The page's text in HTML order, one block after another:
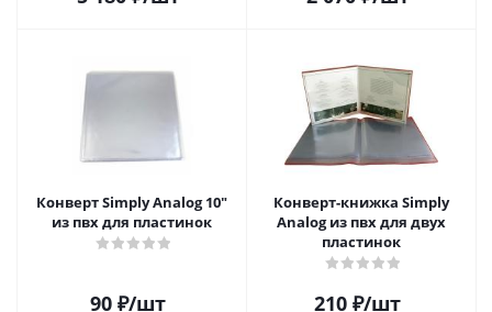
Конверт Simply Analog 10"
из пвх для пластинок
90 ₽/шт
Конверт-книжка Simply
Analog из пвх для двух
пластинок
210 ₽/шт